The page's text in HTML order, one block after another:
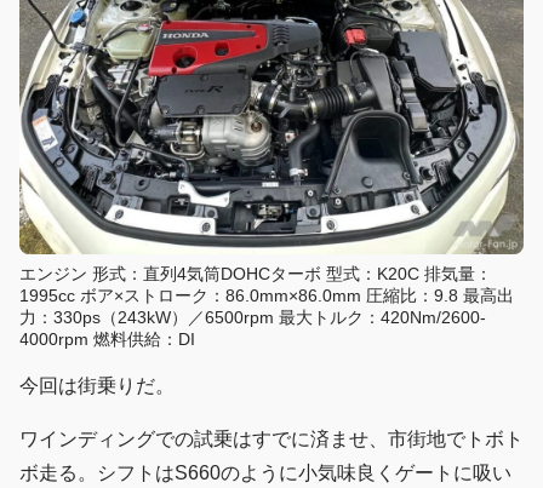
エンジン 形式：直列4気筒DOHCターボ 型式：K20C 排気量：
1995cc ボア×ストローク：86.0mm×86.0mm 圧縮比：9.8 最高出
力：330ps（243kW）／6500rpm 最大トルク：420Nm/2600-
4000rpm 燃料供給：DI
今回は街乗りだ。
ワインディングでの試乗はすでに済ませ、市街地でトボト
ボ走る。シフトはS660のように小気味良くゲートに吸い